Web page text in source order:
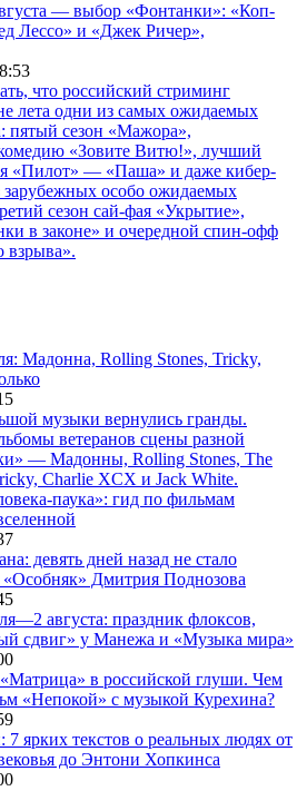
— выбор «Фонтанки»: «Коп-
Лессо» и «Джек Ричер»,
что российский стриминг
лета одни из самых ожидаемых
пятый сезон «Мажора»,
«Зовите Витю!», лучший
«Пилот» — «Паша» и даже кибер-
особо ожидаемых
сезон сай-фая «Укрытие»,
в законе» и очередной спин-офф
взрыва».
Мадонна, Rolling Stones, Tricky,
музыки вернулись гранды.
ветеранов сцены разной
— Мадонны, Rolling Stones, The
Charlie XCX и Jack White.
паука»: гид по фильмам
девять дней назад не стало
«Особняк» Дмитрия Поднозова
августа: праздник флоксов,
сдвиг» у Манежа и «Музыка мира»
в российской глуши. Чем
«Непокой» с музыкой Курехина?
ярких текстов о реальных людях от
до Энтони Хопкинса